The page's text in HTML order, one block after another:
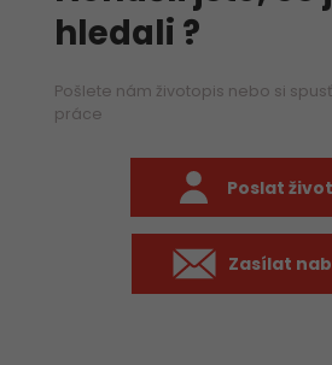
hledali ?
Pošlete nám životopis nebo si
práce
Poslat
Zasílat